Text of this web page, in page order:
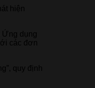
hiện
dụng
các đơn
quy định